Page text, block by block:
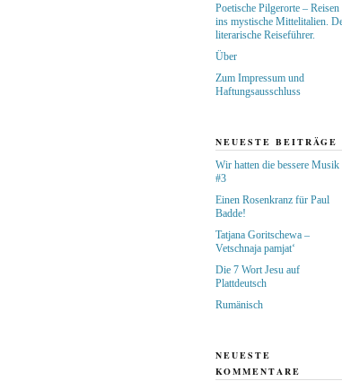
Poetische Pilgerorte – Reisen
ins mystische Mittelitalien.
literarische Reiseführer.
Über
Zum Impressum und
Haftungsausschluss
NEUESTE BEITRÄGE
Wir hatten die bessere Musik
#3
Einen Rosenkranz für Paul
Badde!
Tatjana Goritschewa –
Vetschnaja pamjat‘
Die 7 Wort Jesu auf
Plattdeutsch
Rumänisch
NEUESTE
KOMMENTARE